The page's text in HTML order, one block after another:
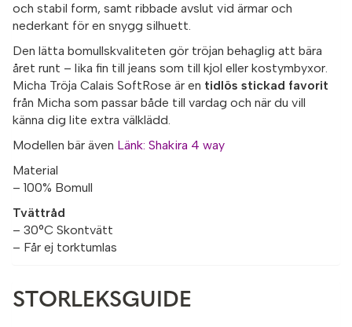
och stabil form, samt ribbade avslut vid ärmar och
nederkant för en snygg silhuett.
Den lätta bomullskvaliteten gör tröjan behaglig att bära
året runt – lika fin till jeans som till kjol eller kostymbyxor.
Micha Tröja Calais SoftRose är en tidlös stickad favorit
från Micha som passar både till vardag och när du vill
känna dig lite extra välklädd.
Modellen bär även Länk: Shakira 4 way
Material
– 100% Bomull
Tvättråd
– 30°C Skontvätt
– Får ej torktumlas
STORLEKSGUIDE